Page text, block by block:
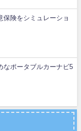
保険をシミュレーショ
なポータブルカーナビ5